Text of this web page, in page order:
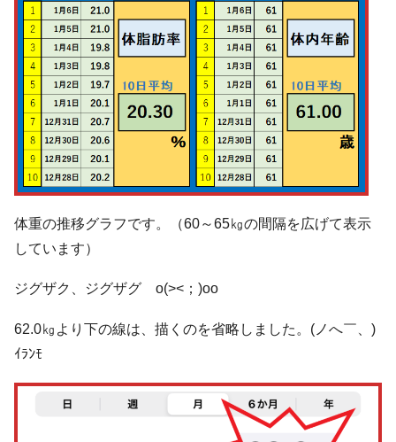
体重の推移グラフです。（60～65㎏の間隔を広げて表示
しています）
ジグザク、ジグザグ o(><；)oo
62.0㎏より下の線は、描くのを省略しました。(ノへ￣、)
ｲﾗﾝﾓ